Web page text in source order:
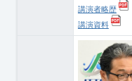
講演者略歴
講演資料